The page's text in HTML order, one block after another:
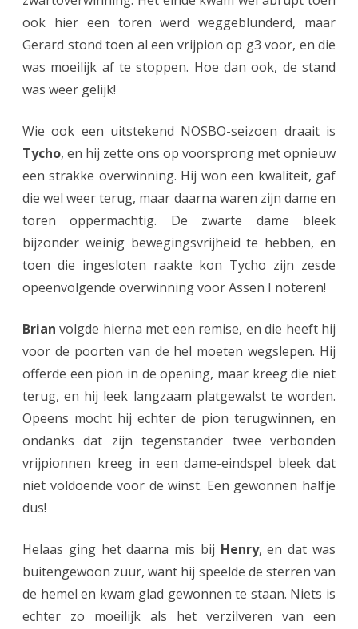
d
z
n
d
e
p
u
n
v
e
r
i
e
i
n
N
ook hier een toren werd weggeblunderd, maar
Gerard stond toen al een vrijpion op g3 voor, en die
was moeilijk af te stoppen. Hoe dan ook, de stand
was weer gelijk!
Wie ook een uitstekend NOSBO-seizoen draait is
Tycho, en hij zette ons op voorsprong met opnieuw
een strakke overwinning. Hij won een kwaliteit, gaf
die wel weer terug, maar daarna waren zijn dame en
toren oppermachtig. De zwarte dame bleek
bijzonder weinig bewegingsvrijheid te hebben, en
toen die ingesloten raakte kon Tycho zijn zesde
opeenvolgende overwinning voor Assen I noteren!
Brian volgde hierna met een remise, en die heeft hij
voor de poorten van de hel moeten wegslepen. Hij
offerde een pion in de opening, maar kreeg die niet
terug, en hij leek langzaam platgewalst te worden.
Opeens mocht hij echter de pion terugwinnen, en
ondanks dat zijn tegenstander twee verbonden
vrijpionnen kreeg in een dame-eindspel bleek dat
niet voldoende voor de winst. Een gewonnen halfje
dus!
Helaas ging het daarna mis bij Henry, en dat was
buitengewoon zuur, want hij speelde de sterren van
de hemel en kwam glad gewonnen te staan. Niets is
echter zo moeilijk als het verzilveren van een